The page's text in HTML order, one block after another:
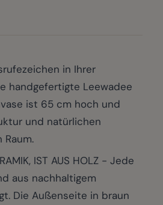
in Ihrer
handgefertigte Leewadee
ist 65 cm hoch und
und natürlichen
Raum.
IST AUS HOLZ - Jede
aus nachhaltigem
Die Außenseite in braun